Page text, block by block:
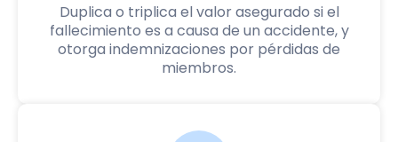
Duplica o triplica el valor asegurado si el
fallecimiento es a causa de un accidente, y
otorga indemnizaciones por pérdidas de
miembros.